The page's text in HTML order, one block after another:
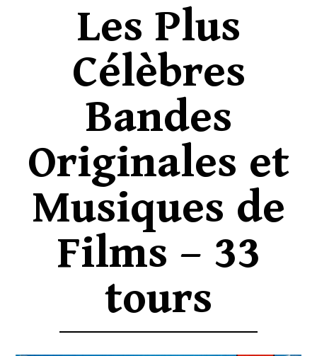
Les Plus
Célèbres
Bandes
Originales et
Musiques de
Films – 33
tours